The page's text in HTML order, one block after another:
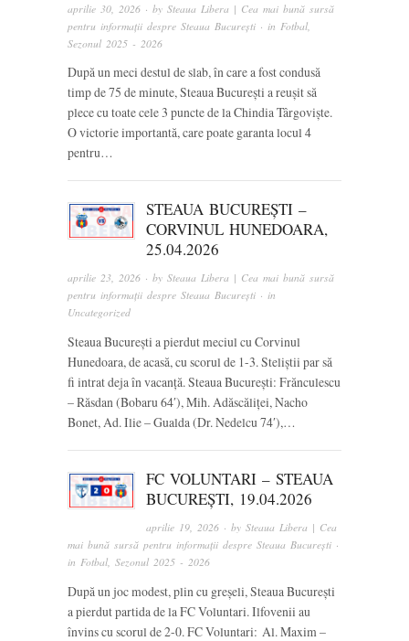
aprilie 30, 2026 · by Steaua Libera | Cea mai bună sursă
pentru informații despre Steaua București · in Fotbal
Sezonul 2025 - 2026
După un meci destul de slab, în care a fost condusă
timp de 75 de minute, Steaua București a reușit să
plece cu toate cele 3 puncte de la Chindia Târgoviște.
O victorie importantă, care poate garanta locul 4
pentru…
STEAUA BUCUREȘTI –
CORVINUL HUNEDOARA,
25.04.2026
aprilie 23, 2026 · by Steaua Libera | Cea mai bună sursă
pentru informații despre Steaua București · in
Uncategorized
Steaua București a pierdut meciul cu Corvinul
Hunedoara, de acasă, cu scorul de 1-3. Steliștii par să
fi intrat deja în vacanță. Steaua București: Frănculescu
– Răsdan (Bobaru 64′), Mih. Adăscăliței, Nacho
Bonet, Ad. Ilie – Gualda (Dr. Nedelcu 74′),…
FC VOLUNTARI – STEAUA
BUCUREȘTI, 19.04.2026
aprilie 19, 2026 · bySteaua Libera | Cea
mai bună sursă pentru informații despre Steaua București ·
in Fotbal, Sezonul 2025 - 2026
După un joc modest, plin cu greșeli, Steaua București
a pierdut partida de la FC Voluntari. Ilfovenii au
învins cu scorul de 2-0. FC Voluntari: Al. Maxim –